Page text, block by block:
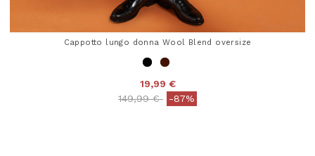
Cappotto lungo donna Wool Blend oversize
19,99 €
Price reduced from
149,99 €to-87%